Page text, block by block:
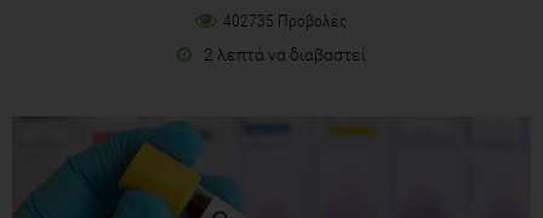
402735 Προβολές
2 λεπτά να διαβαστεί